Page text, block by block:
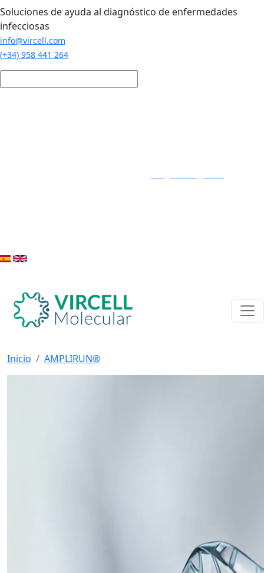
Pasar al contenido principal
Soluciones de ayuda al diagnóstico de enfermedades
infecciosas
info@vircell.com
(+34) 958 441 264
Inicio AMPLIRUN®